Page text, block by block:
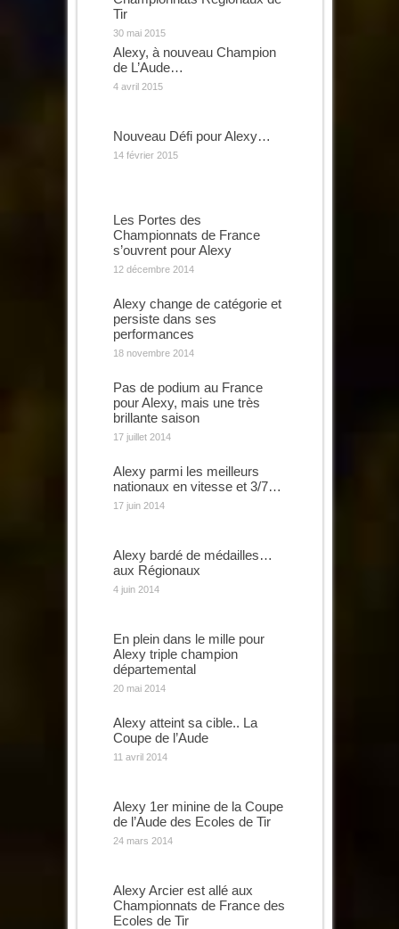
Tir
30 mai 2015
Alexy, à nouveau Champion
de L’Aude…
4 avril 2015
Nouveau Défi pour Alexy…
14 février 2015
Les Portes des
Championnats de France
s’ouvrent pour Alexy
12 décembre 2014
Alexy change de catégorie et
persiste dans ses
performances
18 novembre 2014
Pas de podium au France
pour Alexy, mais une très
brillante saison
17 juillet 2014
Alexy parmi les meilleurs
nationaux en vitesse et 3/7…
17 juin 2014
Alexy bardé de médailles…
aux Régionaux
4 juin 2014
En plein dans le mille pour
Alexy triple champion
départemental
20 mai 2014
Alexy atteint sa cible.. La
Coupe de l’Aude
11 avril 2014
Alexy 1er minine de la Coupe
de l’Aude des Ecoles de Tir
24 mars 2014
Alexy Arcier est allé aux
Championnats de France des
Ecoles de Tir